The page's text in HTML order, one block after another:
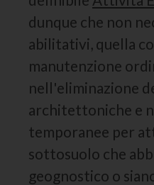
dunque che non
abilitativi, quella
manutenzione
nell'eliminazione
architettoniche e
temporanee per
sottosuolo che
geognostico o